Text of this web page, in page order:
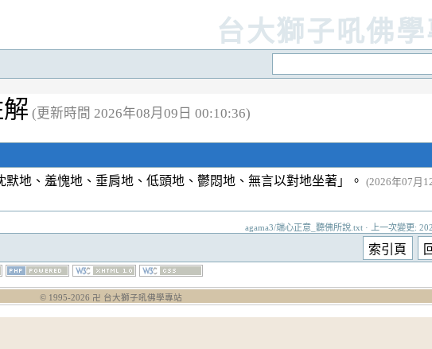
台大獅子吼佛學
(更新時間 2026年08月09日 00:10:36)
地、羞愧地、垂肩地、低頭地、鬱悶地、無言以對地坐著」。
(2026年07月
agama3/端心正意_聽佛所說.txt · 上一次變更:
© 1995-2026 卍 台大獅子吼佛學專站